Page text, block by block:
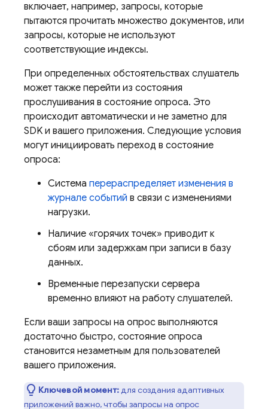
включает, например, запросы, которые
пытаются прочитать множество документов, или
запросы, которые не используют
соответствующие индексы.
При определенных обстоятельствах слушатель
может также перейти из состояния
прослушивания в состояние опроса. Это
происходит автоматически и не заметно для
SDK и вашего приложения. Следующие условия
могут инициировать переход в состояние
опроса:
Система перераспределяет изменения в
журнале событий в связи с изменениями
нагрузки.
Наличие «горячих точек» приводит к
сбоям или задержкам при записи в базу
данных.
Временные перезапуски сервера
временно влияют на работу слушателей.
Если ваши запросы на опрос выполняются
достаточно быстро, состояние опроса
становится незаметным для пользователей
вашего приложения.
Ключевой момент:для создания адаптивных
приложений важно, чтобы запросы на опрос